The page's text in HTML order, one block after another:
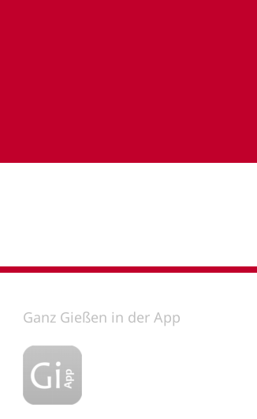
Ganz Gießen in der App